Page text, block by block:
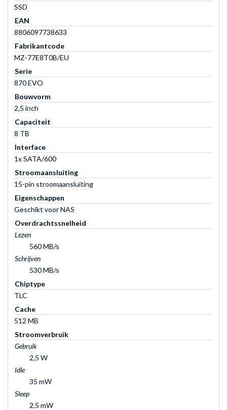
SSD
EAN
8806097738633
Fabrikantcode
MZ-77E8T0B/EU
Serie
870 EVO
Bouwvorm
2,5 inch
Capaciteit
8 TB
Interface
1x SATA/600
Stroomaansluiting
15-pin stroomaansluiting
Eigenschappen
Geschikt voor NAS
Overdrachtssnelheid
Lezen
560 MB/s
Schrijven
530 MB/s
Chiptype
TLC
Cache
512 MB
Stroomverbruik
Gebruik
2,5 W
Idle
35 mW
Sleep
2,5 mW